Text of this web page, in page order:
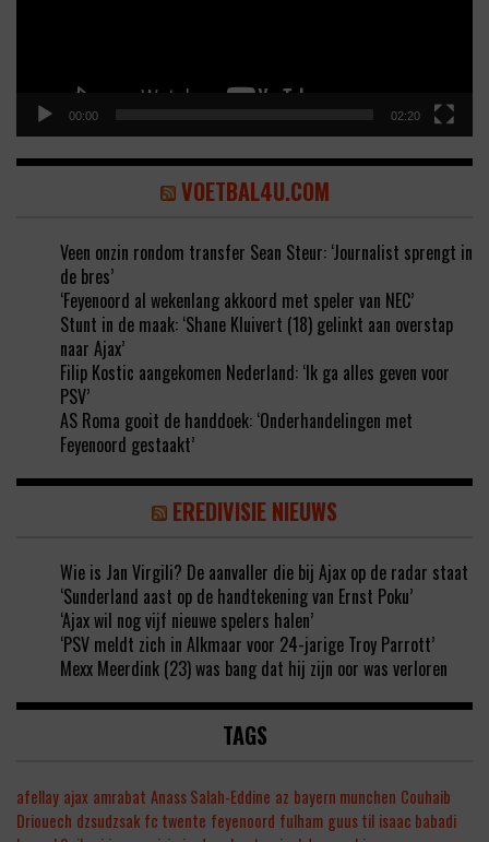
00:00 02:20
VOETBAL4U.COM
Veen onzin rondom transfer Sean Steur: ‘Journalist sprengt in
de bres’
‘Feyenoord al wekenlang akkoord met speler van NEC’
Stunt in de maak: ‘Shane Kluivert (18) gelinkt aan overstap
naar Ajax’
Filip Kostic aangekomen Nederland: ‘Ik ga alles geven voor
PSV’
AS Roma gooit de handdoek: ‘Onderhandelingen met
Feyenoord gestaakt’
EREDIVISIE NIEUWS
Wie is Jan Virgili? De aanvaller die bij Ajax op de radar staat
‘Sunderland aast op de handtekening van Ernst Poku’
‘Ajax wil nog vijf nieuwe spelers halen’
‘PSV meldt zich in Alkmaar voor 24-jarige Troy Parrott’
Mexx Meerdink (23) was bang dat hij zijn oor was verloren
TAGS
afellay ajax amrabat Anass Salah-Eddine az bayern munchen Couhaib
Driouech dzsudzsak fc twente feyenoord fulham guus til isaac babadi